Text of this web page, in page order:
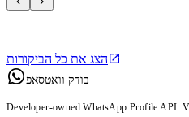
הצג את כל הביקורות
בודק וואטסאפ
Developer-owned WhatsApp Profile API.